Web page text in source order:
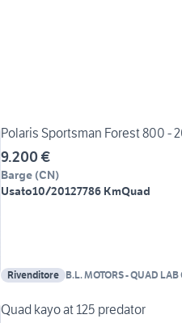
Polaris Sportsman Forest 800 -
9.200 €
Barge (CN)
Usato10/20127786 KmQuad
Rivenditore B.L. MOTORS - QUAD
Quad kayo at 125 predator